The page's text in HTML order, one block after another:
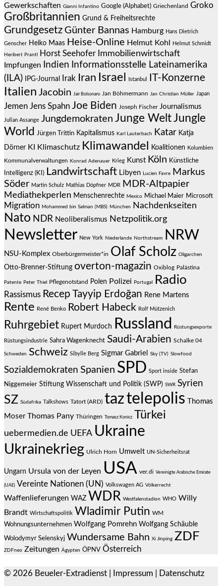
Gewerkschaften Gianni Infantino Google (Alphabet) Griechenland Groko
Großbritannien Grund & Freiheitsrechte
Grundgesetz Günter Bannas Hamburg Hans Dietrich
Genscher Heiko Maas Heise-Online Helmut Kohl Helmut Schmidt
Heribert Prantl Horst Seehofer Immobilienwirtschaft
Impfungen Indien Informationsstelle Lateinamerika
(ILA)
IPG-Journal Irak Iran Israel Istanbul IT-Konzerne
Italien Jacobin Jair Bolsonaro Jan Böhmermann Jan Christian Müller Japan
Jemen Jens Spahn Joe Biden Joseph Fischer Journalismus
Julian Assange Jungdemokraten Junge WeltJungle
World
Jürgen Trittin Kapitalismus Karl Lauterbach Katar Katja
Dörner KI Klimaschutz Klimawandel Koalitionen Kolumbien
Kommunalverwaltungen Konrad Adenauer Krieg Kunst Köln Künstliche
Intelligenz (KI) Landwirtschaft Libyen Lucien Favre
Markus
Söder Martin Schulz Mathias Döpfner MDR MDR-Altpapier
Mediathekperlen Menschenrechte Mexico Michael Maier Microsoft
Migration Mohammed bin Salman (MBS) München Nachdenkseiten
Nato NDR Neoliberalismus Netzpolitik.org
Newsletter New York Niederlande Northstream NRW
NSU-Komplex Oberbürgermeister*in Olaf Scholz Oligarchen
Otto-Brenner-Stiftung overton-magazin Oxiblog Palästina
Patente Peter Thiel Pflegenotstand Polen Polizei Portugal Radio
Rassismus Recep Tayyip Erdoğan Rene Martens
Rente René Benko Robert Habeck Rolf Mützenich
Ruhrgebiet Rupert Murdoch Russland Rüstungsexporte
Rüstungsindustrie Sahra Wagenknecht Saudi-Arabien Schalke 04
Schweden Schweiz Sibylle Berg Sigmar Gabriel Sky (TV) Slowfood
Sozialdemokraten Spanien SPD Sport inside Stefan
Niggemeier Stiftung Wissenschaft und Politik (SWP) SWR Syrien
SZ Südafrika Talkshows Tatort (ARD) taztelepolis Thomas
Moser Thomas Pany Thüringen Tomasz Konicz Türkei
uebermedien.de UEFA Ukraine
Ukrainekrieg Ulrich Horn Umwelt UN-Sicherheitsrat
Ungarn Ursula von der Leyen USA ver.di Vereinigte Arabische Emirate
(UAE) Vereinte Nationen (UN) Volkswagen AG Völkerrecht
Waffenlieferungen WAZ WDR Westfalenstadion WHO Willy
Brandt Wirtschaftspolitik Wladimir Putin WM
Wohnungsunternehmen Wolfgang Pomrehn Wolfgang Schäuble
Wolodymyr Selenskyj Wundersame Bahn Xi Jinping ZDF
ZDFneo Zeitungen Ägypten ÖPNV Österreich
© 2026 Beueler-Extradienst Impressum Datenschutz